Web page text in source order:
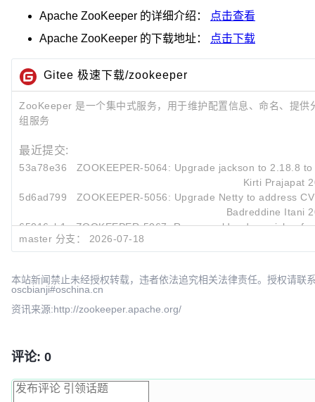
Apache ZooKeeper 的详细介绍：
点击查看
Apache ZooKeeper 的下载地址： 点击下载
Gitee 极速下载/zookeeper
ZooKeeper 是一个集中式服务，用于维护配置信息、命名、提供
组服务
最近提交:
53a78e36
ZOOKEEPER-5064: Upgrade jackson to 2.18.8 to
Kirti Prajapat
5d6ad799
ZOOKEEPER-5056: Upgrade Netty to address
Badreddine Itani
65016cb1
ZOOKEEPER-5067: Remove older docs picker
master 分支： 2026-07-18
本站新闻禁止未经授权转载，违者依法追究相关法律责任。授权请联
oscbianji#oschina.cn
资讯来源:http://zookeeper.apache.org/
评论: 0